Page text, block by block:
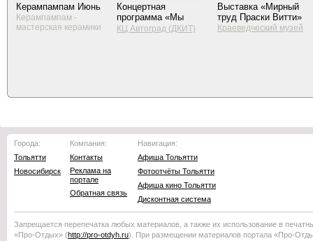
Керампампам Июнь
Керампампам -
мастерская керамики
Концертная
программа «Мы
будем помнить ту
КЦ Автоград (ДКИТ)
Выставка «Мирный
труд Праски Витти»
Краеведческий музей
Города:
Тольятти
Новосибирск
Компания:
Контакты
Реклама на
портале
Обратная связь
Навигация:
Афиша Тольятти
Фотоотчёты Тольятти
Афиша кино Тольятти
Дисконтная система
Запрещается перепечатка любых материалов, а также их использование в
«Про-Отдых» (http://pro-otdyh .ru). При размещении материалов портала «Про-